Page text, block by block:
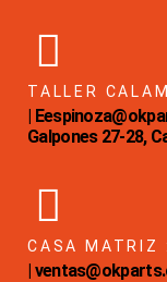
TALLER
|
Galpones 27-28,
CASA MATRIZ :
|